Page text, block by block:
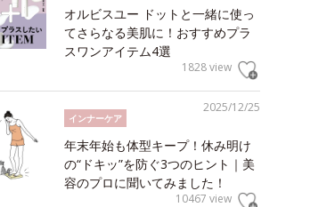
オルビスユー ドットと一緒に使っ
てさらなる美肌に！おすすめプラ
スワンアイテム4選
1828 view
2025/12/25
インナーケア
年末年始も体型キープ！休み明け
の“ドキッ”を防ぐ3つのヒント｜美
容のプロに聞いてみました！
10467 view